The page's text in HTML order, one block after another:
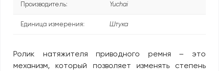
Производитель: Yuchai
Единица измерения: Штука
Ролик натяжителя приводного ремня – это
механизм, который позволяет изменять степень